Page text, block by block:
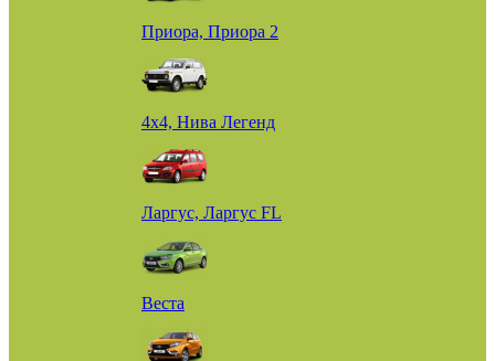
Приора, Приора 2
4х4, Нива Легенд
Ларгус, Ларгус FL
Веста